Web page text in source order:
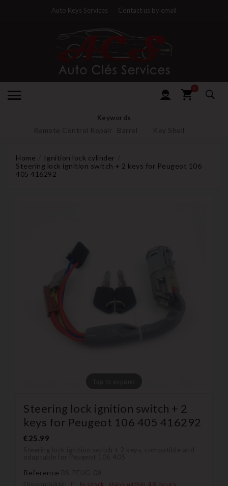
Auto Keys Services Contact us by email
0
Keywords
Remote Control Repair Barrel Key Shell
Home
Ignition lock cylinder
Steering lock ignition switch + 2 keys for Peugeot 106
405 416292
Steering lock ignition switch + 2
keys for Peugeot 106 405 416292
€25.99
Reference